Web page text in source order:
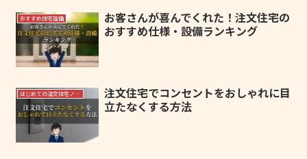
おすすめ住宅設備
お客さんが喜んでくれた！注文住宅の
おすすめ仕様・設備ランキング
はじめての注文住宅ノウハウ
注文住宅でコンセントをおしゃれに目
立たなくする方法